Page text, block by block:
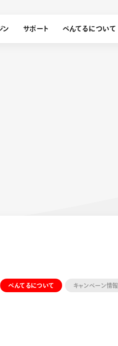
ン サポート ぺんてるについて
ぺんてるについて キャンペーン情報